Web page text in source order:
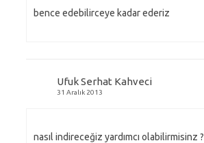
bence edebilirceye kadar ederiz
Ufuk Serhat Kahveci
31 Aralık 2013
nasıl indireceğiz yardımcı olabilirmisinz ?